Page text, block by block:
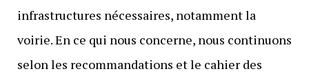
infrastructures nécessaires, notamment la
voirie. En ce qui nous concerne, nous continuons
selon les recommandations et le cahier des